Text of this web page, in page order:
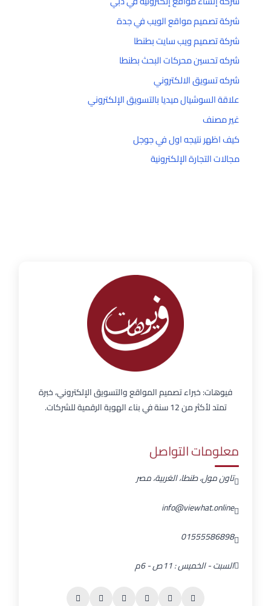
شركة تصميم مواقع الويب في جدة
شركة تصميم ويب سايت بطنطا
شركه تحسين محركات البحث بطنطا
شركه تسويق الالكتروني
علاقة السوشيال ميديا بالتسويق الإلكتروني
غير مصنف
كيف اظهر نتيجه اول في جوجل
مجالات التجارة الإلكترونية
فيوهات: خبراء تصميم المواقع والتسويق الإلكتروني، خبرة
تمتد لأكثر من 12 سنة في بناء الهوية الرقمية للشركات.
معلومات التواصل
تاون مول، طنطا، الغربية، مصر
info@viewhat.online
01555586898
السبت - الخميس : 11ص - 6م